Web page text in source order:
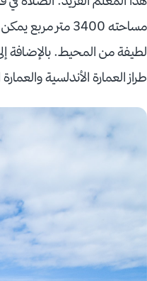
مساحته 3400
لطيفة من المحيط. بالإضافة
طراز العمارة الأندلسية